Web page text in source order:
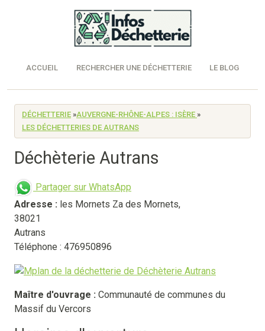
ACCUEIL RECHERCHER UNE DÉCHETTERIE LE BLOG
DÉCHETTERIE »AUVERGNE-RHÔNE-ALPES : ISÈRE »
LES DÉCHETTERIES DE AUTRANS
Déchèterie Autrans
Partager sur WhatsApp
Adresse : les Mornets Za des Mornets,
38021
Autrans
Téléphone : 476950896
Maître d'ouvrage : Communauté de communes du
Massif du Vercors